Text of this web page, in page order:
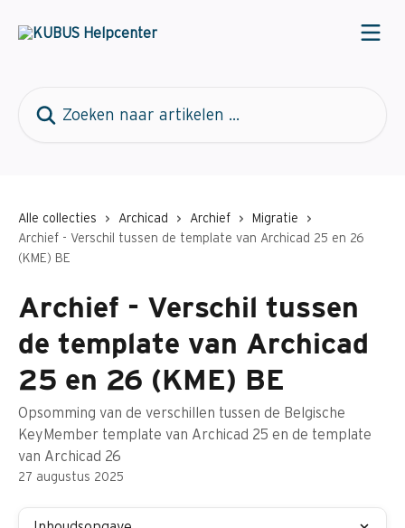
Alle collecties Archicad Archief
Migratie
Archief - Verschil tussen de template van Archicad 25 en 26
(KME) BE
Archief - Verschil tussen
de template van Archicad
25 en 26 (KME) BE
Opsomming van de verschillen tussen de Belgische
KeyMember template van Archicad 25 en de template
van Archicad 26
27 augustus 2025